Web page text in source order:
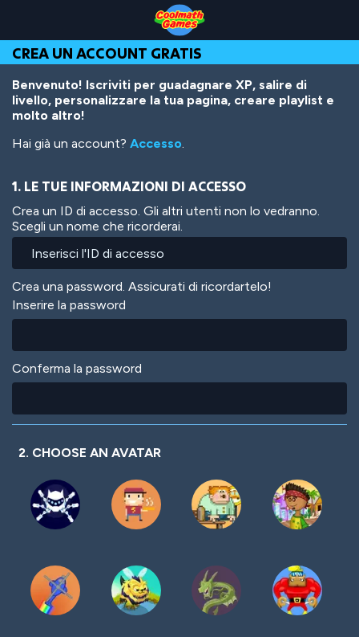
Top
of
Page
Navigation
Main
Content
Footer
contenuto
principale
CREA UN ACCOUNT GRATIS
Benvenuto! Iscriviti per guadagnare XP, salire di
livello, personalizzare la tua pagina, creare playlist e
molto altro!
Hai già un account? Accesso.
1. LE TUE INFORMAZIONI DI ACCESSO
Crea un ID di accesso. Gli altri utenti non lo vedranno.
Scegli un nome che ricorderai.
Crea una password. Assicurati di ricordartelo!
Inserire la password
Conferma la password
2. CHOOSE AN AVATAR